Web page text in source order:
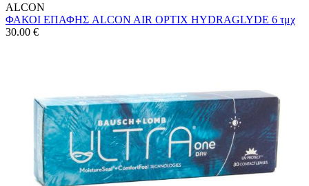
ALCON
ΦΑΚΟΙ ΕΠΑΦΗΣ ALCON AIR OPTIX HYDRAGLYDE 6 τμχ
30.00 €